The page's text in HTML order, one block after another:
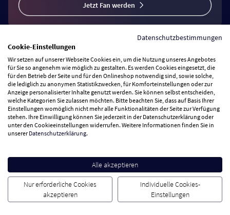
Jetzt Fan werden
Vertrag widerrufen
Zahlungsarten
Wir versenden mit
Besuchen Sie uns
Cookie Einstellungen AGB Datenschutz Impressum
Datenschutzbestimmungen
Cookie-Einstellungen
Wir setzen auf unserer Webseite Cookies ein, um die Nutzung unseres Angebotes
für Sie so angenehm wie möglich zu gestalten. Es werden Cookies eingesetzt, die
für den Betrieb der Seite und für den Onlineshop notwendig sind, sowie solche,
die lediglich zu anonymen Statistikzwecken, für Komforteinstellungen oder zur
Anzeige personalisierter Inhalte genutzt werden. Sie können selbst entscheiden,
welche Kategorien Sie zulassen möchten. Bitte beachten Sie, dass auf Basis Ihrer
Einstellungen womöglich nicht mehr alle Funktionalitäten der Seite zur Verfügung
stehen. Ihre Einwilligung können Sie jederzeit in der Datenschutzerklärung oder
unter den Cookieeinstellungen widerrufen. Weitere Informationen finden Sie in
unsererDatenschutzerklärung.
Alle akzeptieren
Nur erforderliche Cookies
akzeptieren
Individuelle Cookies-
Einstellungen